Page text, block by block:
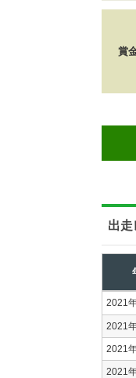
賞
出走
2021
2021
2021
2021